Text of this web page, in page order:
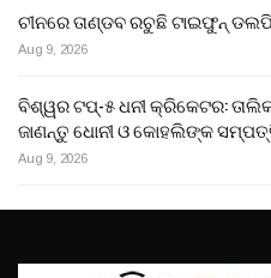
ଚୀନରେ ତାଣ୍ଡବ ରଚୁଛି ଟାଇଫୁନ୍
Aug 9, 2026
ବିଶ୍ୱର ଟପ୍-୫ ଧନୀ କ୍ରିକେଟର:
ଜାଣନ୍ତୁ ଧୋନୀ ଓ କୋହଲିଙ୍କ
Aug 9, 2026